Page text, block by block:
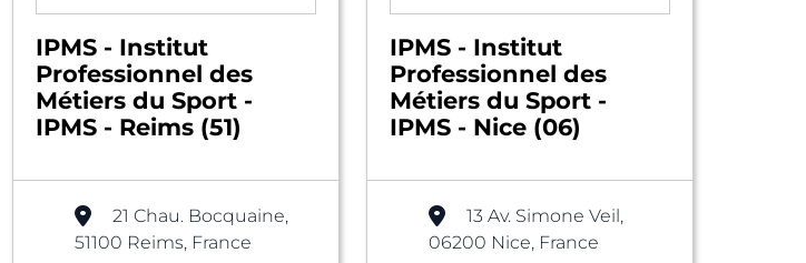
IPMS - Institut
Professionnel des
Métiers du Sport -
IPMS - Reims (51)
21 Chau. Bocquaine,
51100 Reims, France
IPMS - Institut
Professionnel des
Métiers du Sport -
IPMS - Nice (06)
13 Av. Simone Veil,
06200 Nice, France